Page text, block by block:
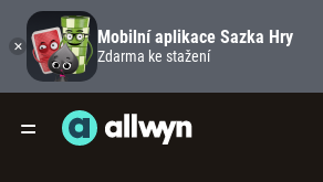
Mobilní aplikace Sazka Hry
Zdarma ke stažení